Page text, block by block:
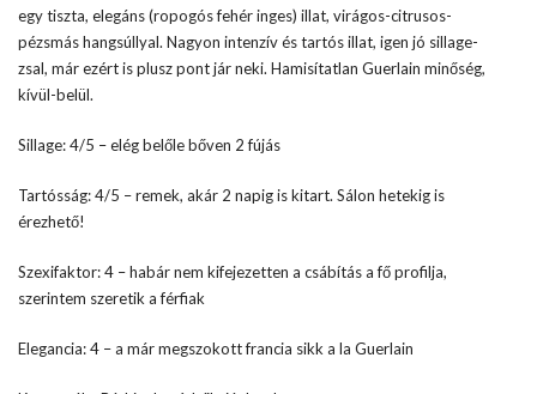
egy tiszta, elegáns (ropogós fehér inges) illat, virágos-citrusos-
pézsmás hangsúllyal. Nagyon intenzív és tartós illat, igen jó sillage-
zsal, már ezért is plusz pont jár neki. Hamisítatlan Guerlain minőség,
kívül-belül.
Sillage: 4/5 – elég belőle bőven 2 fújás
Tartósság: 4/5 – remek, akár 2 napig is kitart. Sálon hetekig is
érezhető!
Szexifaktor: 4 – habár nem kifejezetten a csábítás a fő profilja,
szerintem szeretik a férfiak
Elegancia: 4 – a már megszokott francia sikk a la Guerlain